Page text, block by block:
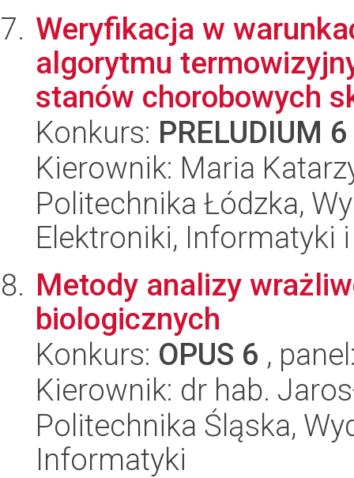
Weryfikacja w
algorytmu
stanów chorobowych
Konkurs: PRELUDIUM 6
Kierownik: Maria
Politechnika Łódzka,
Elektroniki, Informatyki
Metody analizy
biologicznych
Konkurs: OPUS 6 ,
Kierownik: dr hab.
Politechnika Śląska,
Informatyki